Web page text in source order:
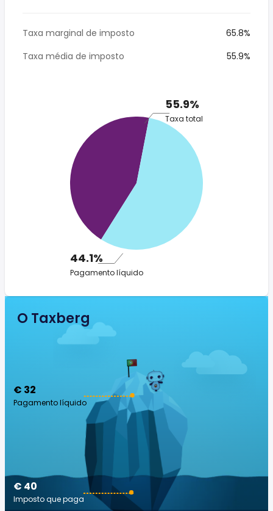
Taxa marginal de imposto
65.8%
Taxa média de imposto
55.9%
55.9%
Taxa total
44.1%
Pagamento líquido
O Taxberg
€ 32
Pagamento líquido
€ 40
Imposto que paga